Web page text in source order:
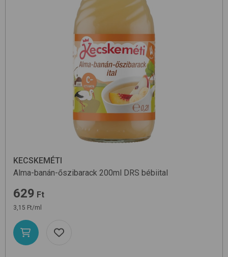
KECSKEMÉTI
Alma-banán-őszibarack 200ml DRS bébiital
629 Ft
3,15 Ft/ml